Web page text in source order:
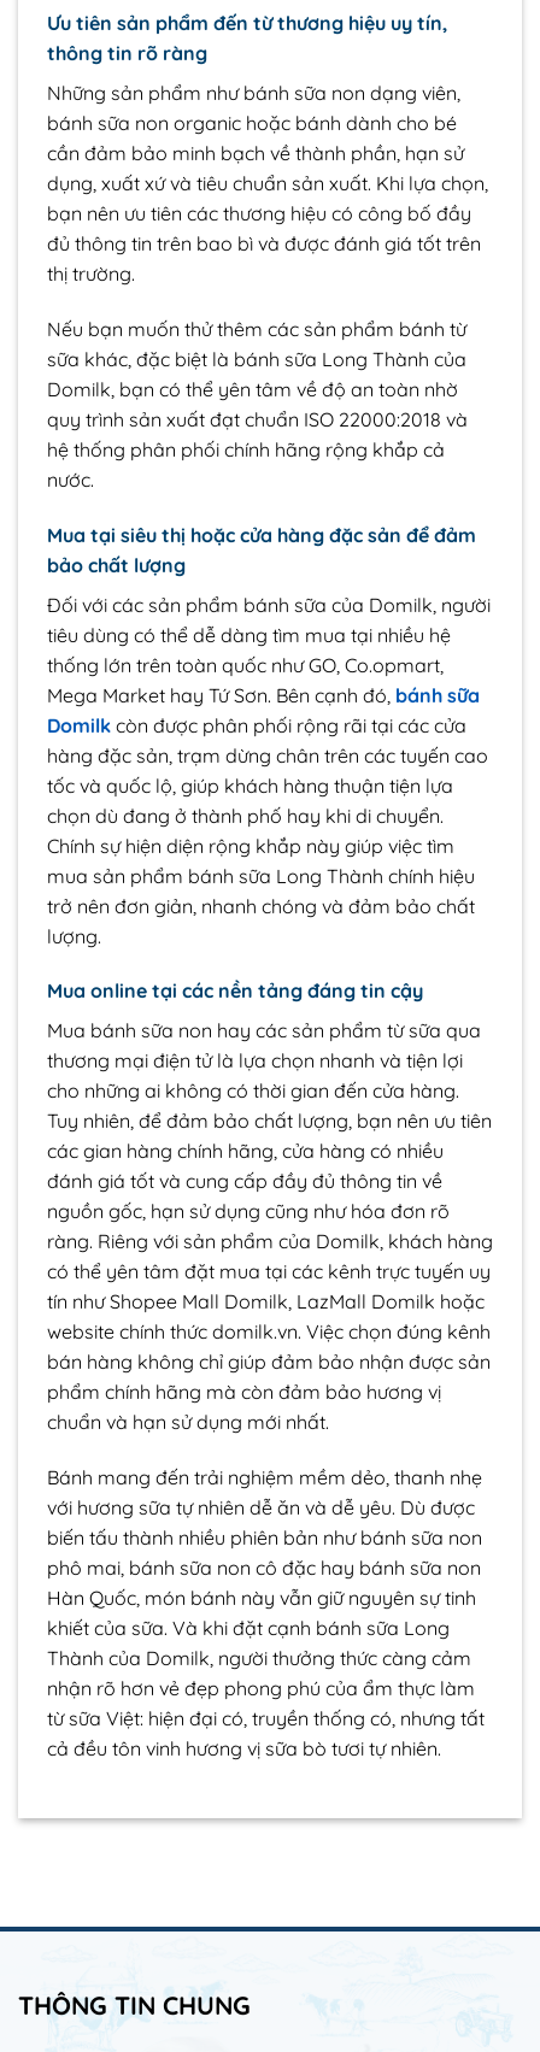
Ưu tiên sản phẩm đến từ thương hiệu uy tín,
thông tin rõ ràng
Những sản phẩm như bánh sữa non dạng viên,
bánh sữa non organic hoặc bánh dành cho bé
cần đảm bảo minh bạch về thành phần, hạn sử
dụng, xuất xứ và tiêu chuẩn sản xuất. Khi lựa chọn,
bạn nên ưu tiên các thương hiệu có công bố đầy
đủ thông tin trên bao bì và được đánh giá tốt trên
thị trường.
Nếu bạn muốn thử thêm các sản phẩm bánh từ
sữa khác, đặc biệt là bánh sữa Long Thành của
Domilk, bạn có thể yên tâm về độ an toàn nhờ
quy trình sản xuất đạt chuẩn ISO 22000:2018 và
hệ thống phân phối chính hãng rộng khắp cả
nước.
Mua tại siêu thị hoặc cửa hàng đặc sản để đảm
bảo chất lượng
Đối với các sản phẩm bánh sữa của Domilk, người
tiêu dùng có thể dễ dàng tìm mua tại nhiều hệ
thống lớn trên toàn quốc như GO, Co.opmart,
Mega Market hay Tứ Sơn. Bên cạnh đó, bánh sữa
Domilk còn được phân phối rộng rãi tại các cửa
hàng đặc sản, trạm dừng chân trên các tuyến cao
tốc và quốc lộ, giúp khách hàng thuận tiện lựa
chọn dù đang ở thành phố hay khi di chuyển.
Chính sự hiện diện rộng khắp này giúp việc tìm
mua sản phẩm bánh sữa Long Thành chính hiệu
trở nên đơn giản, nhanh chóng và đảm bảo chất
lượng.
Mua online tại các nền tảng đáng tin cậy
Mua bánh sữa non hay các sản phẩm từ sữa qua
thương mại điện tử là lựa chọn nhanh và tiện lợi
cho những ai không có thời gian đến cửa hàng.
Tuy nhiên, để đảm bảo chất lượng, bạn nên ưu tiên
các gian hàng chính hãng, cửa hàng có nhiều
đánh giá tốt và cung cấp đầy đủ thông tin về
nguồn gốc, hạn sử dụng cũng như hóa đơn rõ
ràng. Riêng với sản phẩm của Domilk, khách hàng
có thể yên tâm đặt mua tại các kênh trực tuyến uy
tín như Shopee Mall Domilk, LazMall Domilk hoặc
website chính thức domilk.vn. Việc chọn đúng kênh
bán hàng không chỉ giúp đảm bảo nhận được sản
phẩm chính hãng mà còn đảm bảo hương vị
chuẩn và hạn sử dụng mới nhất.
Bánh mang đến trải nghiệm mềm dẻo, thanh nhẹ
với hương sữa tự nhiên dễ ăn và dễ yêu. Dù được
biến tấu thành nhiều phiên bản như bánh sữa non
phô mai, bánh sữa non cô đặc hay bánh sữa non
Hàn Quốc, món bánh này vẫn giữ nguyên sự tinh
khiết của sữa. Và khi đặt cạnh bánh sữa Long
Thành của Domilk, người thưởng thức càng cảm
nhận rõ hơn vẻ đẹp phong phú của ẩm thực làm
từ sữa Việt: hiện đại có, truyền thống có, nhưng tất
cả đều tôn vinh hương vị sữa bò tươi tự nhiên.
THÔNG TIN CHUNG